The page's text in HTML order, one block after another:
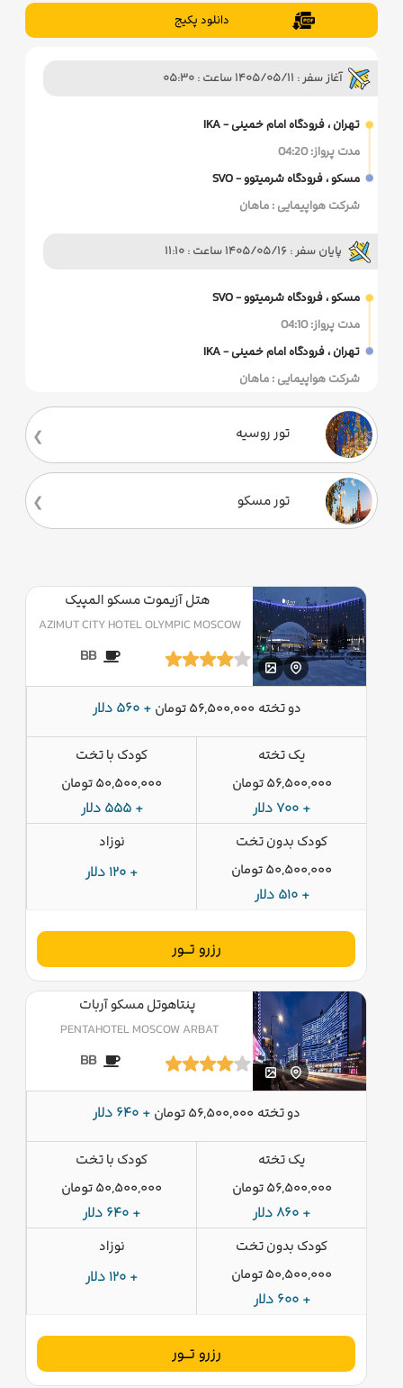
دانلود پکیج
آغاز سفر : 1405/05/11 ساعت : 05:30
تهران ، فرودگاه امام خمینی - IKA
مدت پرواز: 04:20
مسکو ، فرودگاه شرمیتوو - SVO
شرکت هواپیمایی : ماهان
پایان سفر : 1405/05/16 ساعت : 11:10
مسکو ، فرودگاه شرمیتوو - SVO
مدت پرواز: 04:10
تهران ، فرودگاه امام خمینی - IKA
شرکت هواپیمایی : ماهان
تور روسیه
تور مسکو
هتل آزیموت مسکو المپیک
AZIMUT CITY HOTEL OLYMPIC MOSCOW
BB
دو تخته 56,500,000 تومان + 560 دلار
یک تخته
56,500,000 تومان
+ 700 دلار
کودک با تخت
50,500,000 تومان
+ 555 دلار
کودک بدون تخت
50,500,000 تومان
+ 510 دلار
نوزاد
+ 120 دلار
رزرو تــور
پنتاهوتل مسکو آربات
PENTAHOTEL MOSCOW ARBAT
BB
دو تخته 56,500,000 تومان + 640 دلار
یک تخته
56,500,000 تومان
+ 860 دلار
کودک با تخت
50,500,000 تومان
+ 640 دلار
کودک بدون تخت
50,500,000 تومان
+ 600 دلار
نوزاد
+ 120 دلار
رزرو تــور